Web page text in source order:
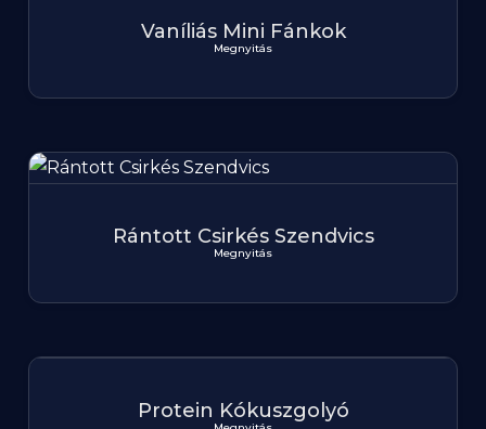
Vaníliás Mini Fánkok
Megnyitás
Rántott Csirkés Szendvics
Megnyitás
Protein Kókuszgolyó